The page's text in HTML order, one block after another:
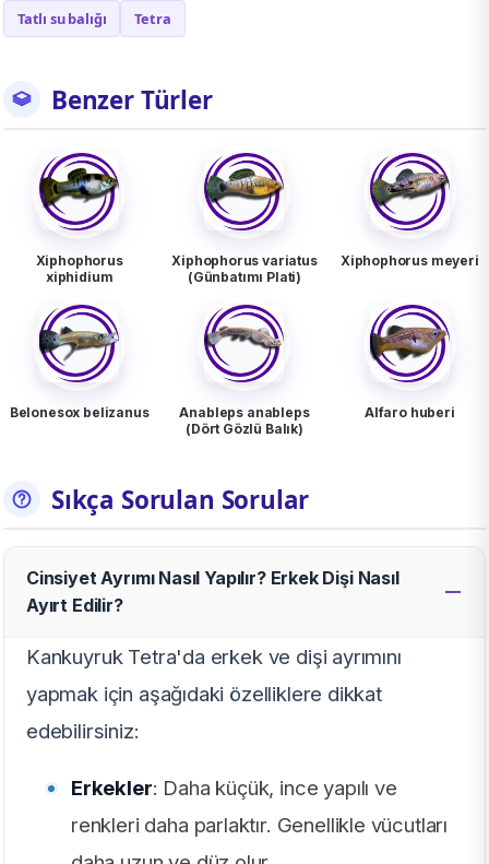
Tatlı su balığı Tetra
Benzer Türler
Xiphophorus
xiphidium
Xiphophorus variatus
(Günbatımı Plati)
Xiphophorus meyeri
Belonesox belizanus
Anableps anableps
(Dört Gözlü Balık)
Alfaro huberi
Sıkça Sorulan Sorular
Cinsiyet Ayrımı Nasıl Yapılır? Erkek Dişi Nasıl
Ayırt Edilir?
Kankuyruk Tetra'da erkek ve dişi ayrımını
yapmak için aşağıdaki özelliklere dikkat
edebilirsiniz:
Erkekler: Daha küçük, ince yapılı ve
renkleri daha parlaktır. Genellikle vücutları